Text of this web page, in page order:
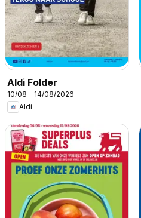
Aldi Folder
10/08 - 14/08/2026
Aldi